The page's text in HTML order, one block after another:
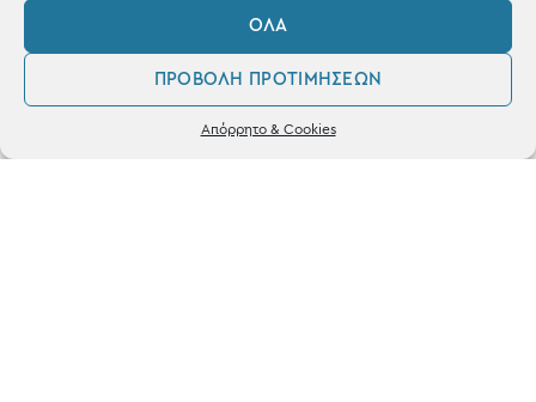
ΌΛΑ
ΠΡΟΒΟΛΉ ΠΡΟΤΙΜΉΣΕΩΝ
Απόρρητο & Cookies
Μέχρι 30€
Shop the look
Φίλτρα
0